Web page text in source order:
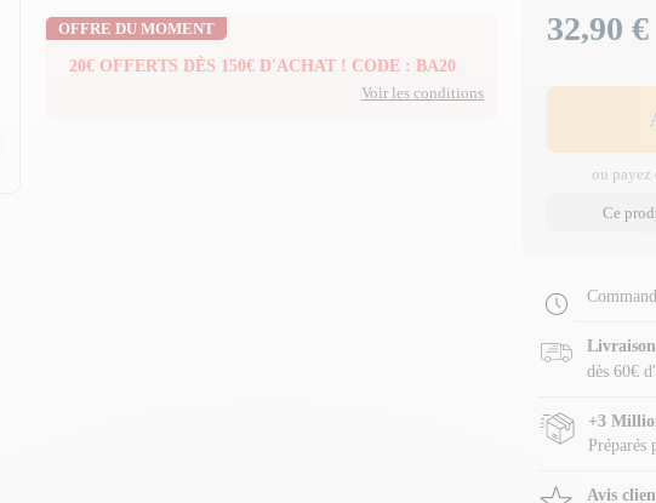
OFFRE DU MOMENT
20€ OFFERTS DÈS 150€ D'ACHAT ! CODE : BA20
Voir les conditions
Prix
32,90 €
ou payez
Ce
dès 60€
+3
Préparés
Avis